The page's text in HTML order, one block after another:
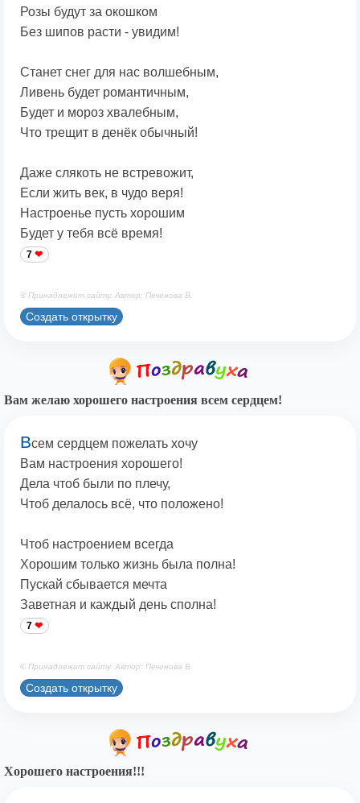
Розы будут за окошком
Без шипов расти - увидим!
Станет снег для нас волшебным,
Ливень будет романтичным,
Будет и мороз хвалебным,
Что трещит в денёк обычный!
Даже слякоть не встревожит,
Если жить век, в чудо веря!
Настроенье пусть хорошим
Будет у тебя всё время!
7
© Принадлежит сайту. Автор: Печенова В.
Создать открытку
Вам желаю хорошего настроения всем сердцем!
Всем сердцем пожелать хочу
Вам настроения хорошего!
Дела чтоб были по плечу,
Чтоб делалось всё, что положено!
Чтоб настроением всегда
Хорошим только жизнь была полна!
Пускай сбывается мечта
Заветная и каждый день сполна!
7
© Принадлежит сайту. Автор: Печенова В.
Создать открытку
Хорошего настроения!!!